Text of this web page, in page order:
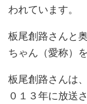
われています。
板尾創路さんと
ちゃん（愛称）
板尾創路さんは
０１３年に放送